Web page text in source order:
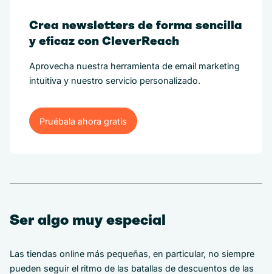
Crea newsletters de forma sencilla
y eficaz con CleverReach
Aprovecha nuestra herramienta de email marketing
intuitiva y nuestro servicio personalizado.
Pruébala ahora gratis
Pruébala ahora gratis
Ser algo muy especial
Las tiendas online más pequeñas, en particular, no siempre
pueden seguir el ritmo de las batallas de descuentos de las